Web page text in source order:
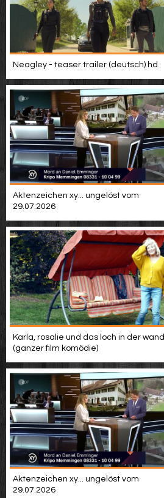
Neagley - teaser trailer (deutsch) hd
Aktenzeichen xy... ungelöst vom
29.07.2026
Karla, rosalie und das loch in der wand
(ganzer film komödie)
Aktenzeichen xy... ungelöst vom
29.07.2026